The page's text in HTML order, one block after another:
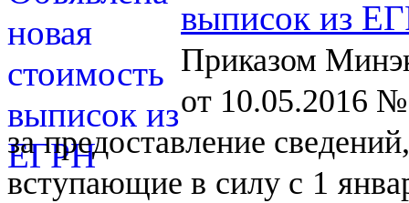
выписок из
Приказом
от 10.05.2016 №
за предоставление
вступающие в силу с 1